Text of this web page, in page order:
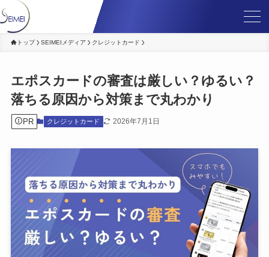
トップ SEIMEIメディア クレジットカード
エポスカードの審査は厳しい？ゆるい？
落ちる原因から対策まで丸わかり
PR クレジットカード 2026年7月1日